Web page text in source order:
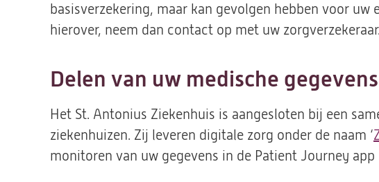
basisverzekering, maar kan gevolgen hebben voor uw
hierover, neem dan contact op met uw zorgverzekeraar.
Delen van uw medische gegevens
Het St. Antonius Ziekenhuis is aangesloten bij een
ziekenhuizen. Zij leveren digitale zorg onder de naam ‘
monitoren van uw gegevens in de Patient Journey